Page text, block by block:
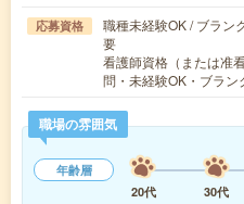
応募資格
職種未経験OK / ブラン
要
看護師資格（または准
問・未経験OK・ブラ
職場の雰囲気
年齢層
20代
30代